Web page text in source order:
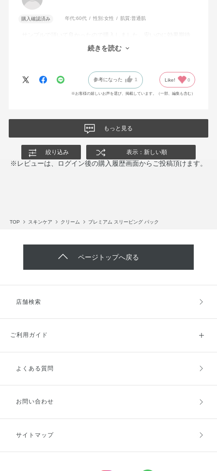
購入確認済み 年代:60代 性別:女性 肌質:普通肌
続きを読む
参考になった 1 Like! 0
※お客様の嬉しいお声を選び、掲載しています。（一部、編集も含む）
もっと見る
絞り込み 表示：新しい順
※レビューは、ログイン後の購入履歴画面からご投稿頂けます。
TOP スキンケア クリーム プレミアム スリーピング パック
ページトップへ戻る
店舗検索
ご利用ガイド
ご利用ガイドトップ
お支払方法
キャンセル・返品・交換
よくある質問
お問い合わせ
サイトマップ